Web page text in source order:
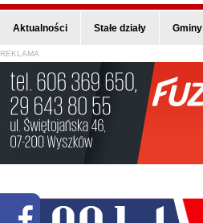
Aktualności Stałe działy Gminy
REKLAMA